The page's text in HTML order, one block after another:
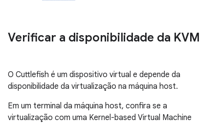
Verificar a disponibilidade da KVM
O Cuttlefish é um dispositivo virtual e depende da
disponibilidade da virtualização na máquina host.
Em um terminal da máquina host, confira se a
virtualização com uma Kernel-based Virtual Machine